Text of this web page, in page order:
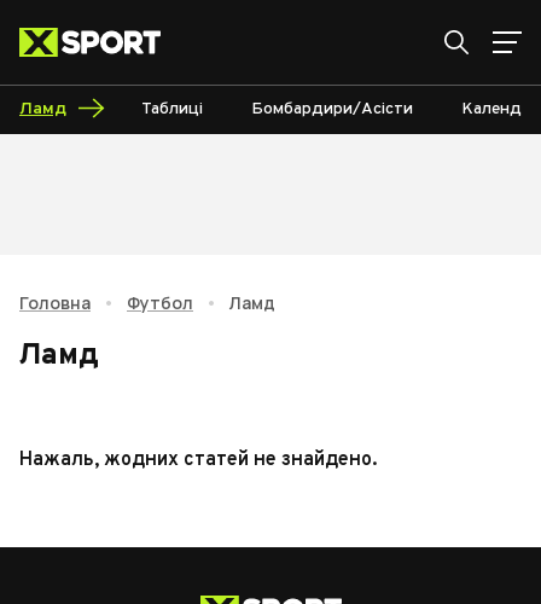
Ламд Таблиці Бомбардири/Асісти Календар
Головна • Футбол • Ламд
Ламд
Нажаль, жодних статей не знайдено.